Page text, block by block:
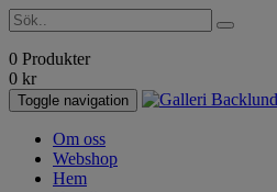
0 Produkter
0 kr
Toggle navigation
Om oss
Webshop
Hem